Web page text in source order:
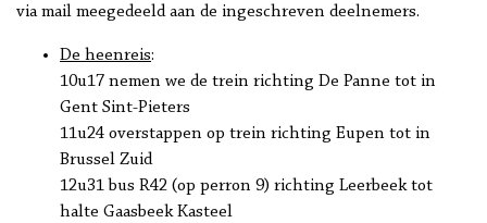
via mail meegedeeld aan de ingeschreven deelnemers.
De heenreis:
10u17 nemen we de trein richting De Panne tot in
Gent Sint-Pieters
11u24 overstappen op trein richting Eupen tot in
Brussel Zuid
12u31 bus R42 (op perron 9) richting Leerbeek tot
halte Gaasbeek Kasteel